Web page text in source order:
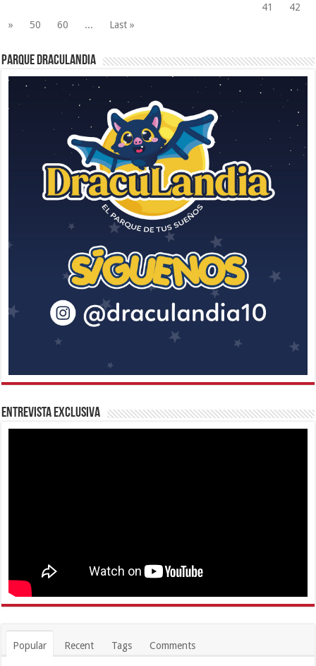
41
42
»
50 60 ... Last »
Parque Draculandia
Entrevista Exclusiva
Popular Recent Tags Comments